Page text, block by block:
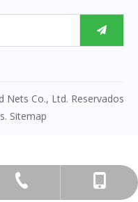
7108
Nets Co., Ltd. Reservados
Sitemap